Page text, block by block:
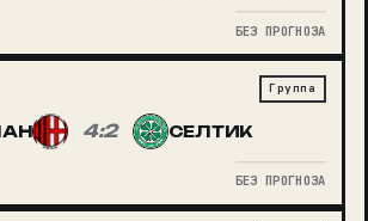
БЕЗ ПРОГНОЗА
Группа
4:2 СЕЛТИК
БЕЗ ПРОГНОЗА